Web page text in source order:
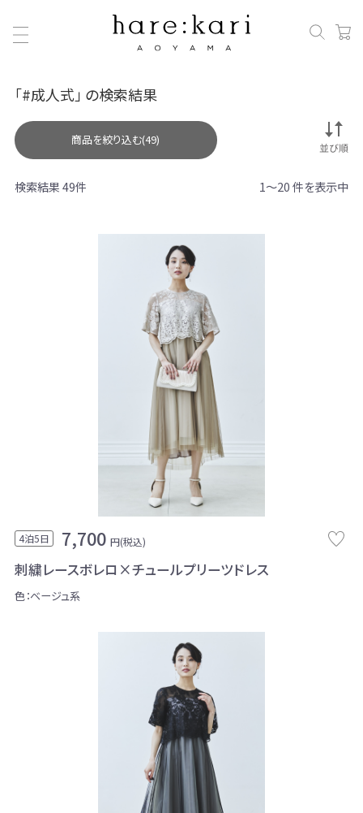
「#成人式」 の検索結果
商品を絞り込む(49)
検索結果 49件 1～20 件を表示中
4泊5日 7,700 円(税込)
刺繍レースボレロ×チュールプリーツドレス
色：ベージュ系